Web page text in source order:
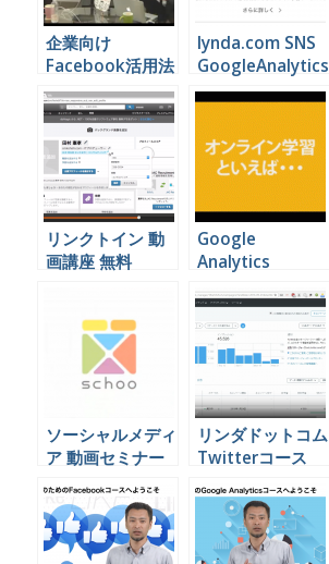
企業向け
Facebook活用法
動画セミナー
lynda.com SNS
GoogleAnalytics
動画セミナー一覧
リンクトイン 動
画講座 無料
Google
Analytics
ドットコム日本版
ソーシャルメディ
ア 動画セミナー
リンダドットコム
Twitterコース